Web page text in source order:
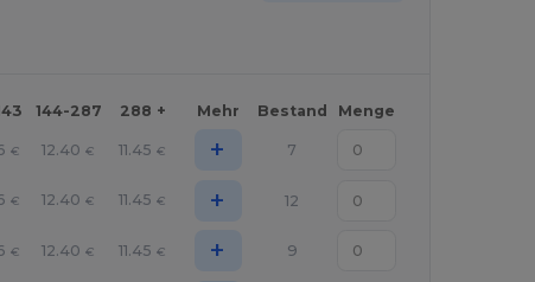
144-287 288 + Mehr Bestand Menge
€ 12.40 € 11.45 € + 7
€ 12.40 € 11.45 € + 12
€ 12.40 € 11.45 € + 9